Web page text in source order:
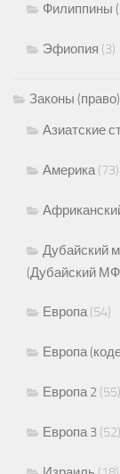
Филиппины
Эфиопия (3)
Законы
Азиатские
Америка(73)
Дубайский
(Дубайский
Европа(54)
Европа
Европа 2 (55)
Европа 3 (52)